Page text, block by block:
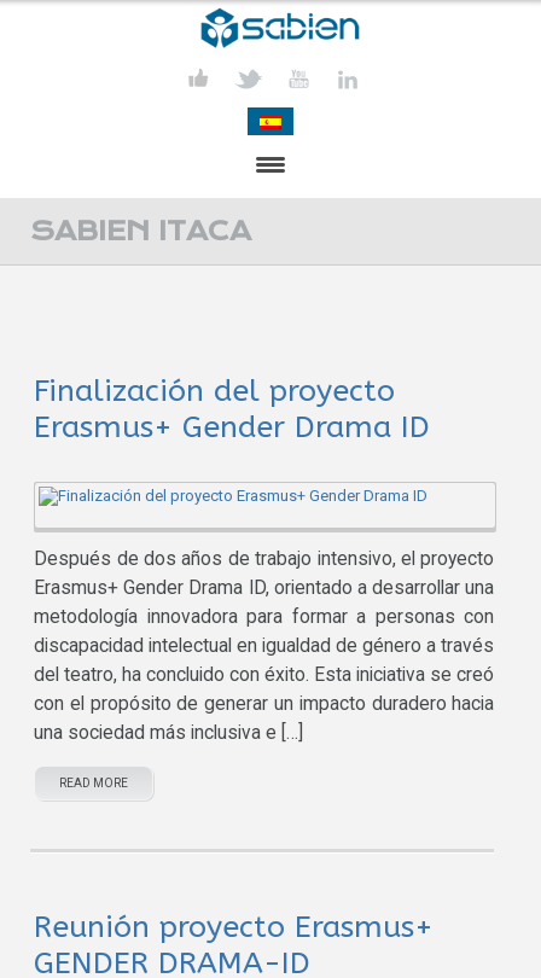
PRESENTATION
ACTIVITIES
MEDIA
CONTACT
SABIEN ITACA
Finalización del proyecto
Erasmus+ Gender Drama ID
Después de dos años de trabajo intensivo, el proyecto
Erasmus+ Gender Drama ID, orientado a desarrollar una
metodología innovadora para formar a personas con
discapacidad intelectual en igualdad de género a través
del teatro, ha concluido con éxito. Esta iniciativa se creó
con el propósito de generar un impacto duradero hacia
una sociedad más inclusiva e […]
READ MORE
Reunión proyecto Erasmus+
GENDER DRAMA-ID